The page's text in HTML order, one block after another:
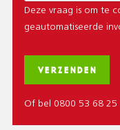
Deze vraag is om te
geautomatiseerde
Of bel 0800 53 68 25